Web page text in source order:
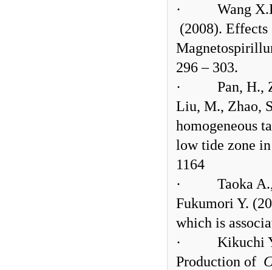
·
Wang
(2008).
296 – 303.
·
Pan, H.,
Liu, M., Zhao,
homogeneous
low tide zone
1164
·
Taoka
Fukumori Y.
which is
·
Kikuchi
Production of